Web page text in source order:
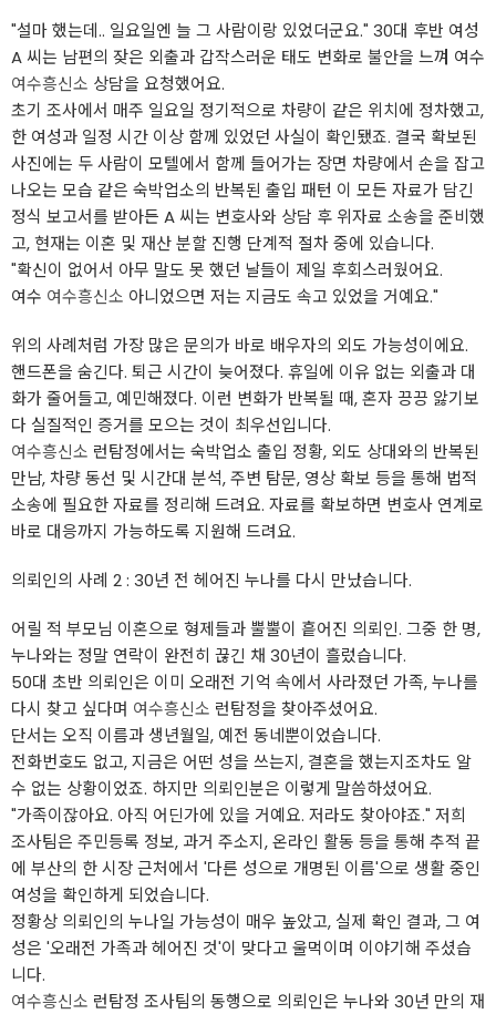
"설마 했는데.. 일요일엔 늘 그 사람이랑 있었더군요." 30대 후반 여성
A 씨는 남편의 잦은 외출과 갑작스러운 태도 변화로 불안을 느껴 여수
여수흥신소 상담을 요청했어요.
초기 조사에서 매주 일요일 정기적으로 차량이 같은 위치에 정차했고,
한 여성과 일정 시간 이상 함께 있었던 사실이 확인됐죠. 결국 확보된
사진에는 두 사람이 모텔에서 함께 들어가는 장면 차량에서 손을 잡고
나오는 모습 같은 숙박업소의 반복된 출입 패턴 이 모든 자료가 담긴
정식 보고서를 받아든 A 씨는 변호사와 상담 후 위자료 소송을 준비했
고, 현재는 이혼 및 재산 분할 진행 단계적 절차 중에 있습니다.
"확신이 없어서 아무 말도 못 했던 날들이 제일 후회스러웠어요.
여수 여수흥신소 아니었으면 저는 지금도 속고 있었을 거예요."
위의 사례처럼 가장 많은 문의가 바로 배우자의 외도 가능성이에요.
핸드폰을 숨긴다. 퇴근 시간이 늦어졌다. 휴일에 이유 없는 외출과 대
화가 줄어들고, 예민해졌다. 이런 변화가 반복될 때, 혼자 끙끙 앓기보
다 실질적인 증거를 모으는 것이 최우선입니다.
여수흥신소 런탐정에서는 숙박업소 출입 정황, 외도 상대와의 반복된
만남, 차량 동선 및 시간대 분석, 주변 탐문, 영상 확보 등을 통해 법적
소송에 필요한 자료를 정리해 드려요. 자료를 확보하면 변호사 연계로
바로 대응까지 가능하도록 지원해 드려요.
의뢰인의 사례 2 : 30년 전 헤어진 누나를 다시 만났습니다.
어릴 적 부모님 이혼으로 형제들과 뿔뿔이 흩어진 의뢰인. 그중 한 명,
누나와는 정말 연락이 완전히 끊긴 채 30년이 흘렀습니다.
50대 초반 의뢰인은 이미 오래전 기억 속에서 사라졌던 가족, 누나를
다시 찾고 싶다며 여수흥신소 런탐정을 찾아주셨어요.
단서는 오직 이름과 생년월일, 예전 동네뿐이었습니다.
전화번호도 없고, 지금은 어떤 성을 쓰는지, 결혼을 했는지조차도 알
수 없는 상황이었죠. 하지만 의뢰인분은 이렇게 말씀하셨어요.
"가족이잖아요. 아직 어딘가에 있을 거예요. 저라도 찾아야죠." 저희
조사팀은 주민등록 정보, 과거 주소지, 온라인 활동 등을 통해 추적 끝
에 부산의 한 시장 근처에서 '다른 성으로 개명된 이름'으로 생활 중인
여성을 확인하게 되었습니다.
정황상 의뢰인의 누나일 가능성이 매우 높았고, 실제 확인 결과, 그 여
성은 '오래전 가족과 헤어진 것'이 맞다고 울먹이며 이야기해 주셨습
니다.
여수흥신소 런탐정 조사팀의 동행으로 의뢰인은 누나와 30년 만의 재